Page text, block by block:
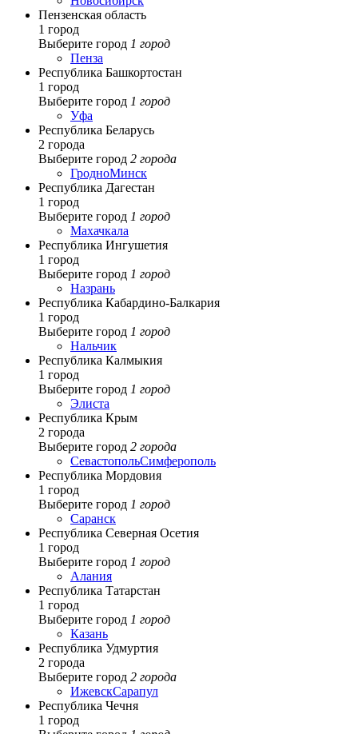
Пензенская область
1 город
Выберите город 1 город
Пенза
Республика Башкортостан
1 город
Выберите город 1 город
Уфа
Республика Беларусь
2 города
Выберите город 2 города
ГродноМинск
Республика Дагестан
1 город
Выберите город 1 город
Махачкала
Республика Ингушетия
1 город
Выберите город 1 город
Назрань
Республика Кабардино-Балкария
1 город
Выберите город 1 город
Нальчик
Республика Калмыкия
1 город
Выберите город 1 город
Элиста
Республика Крым
2 города
Выберите город 2 города
СевастопольСимферополь
Республика Мордовия
1 город
Выберите город 1 город
Саранск
Республика Северная Осетия
1 город
Выберите город 1 город
Алания
Республика Татарстан
1 город
Выберите город 1 город
Казань
Республика Удмуртия
2 города
Выберите город 2 города
ИжевскСарапул
Республика Чечня
1 город